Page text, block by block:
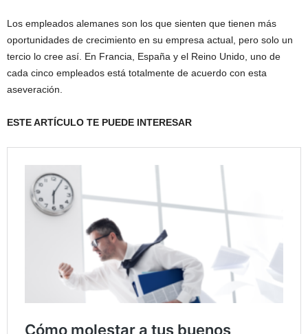
Los empleados alemanes son los que sienten que tienen más
oportunidades de crecimiento en su empresa actual, pero solo un
tercio lo cree así. En Francia, España y el Reino Unido, uno de
cada cinco empleados está totalmente de acuerdo con esta
aseveración.
ESTE ARTÍCULO TE PUEDE INTERESAR